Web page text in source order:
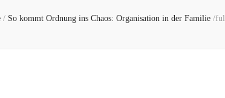
/ So kommt Ordnung ins Chaos: Organisation in der Familie /